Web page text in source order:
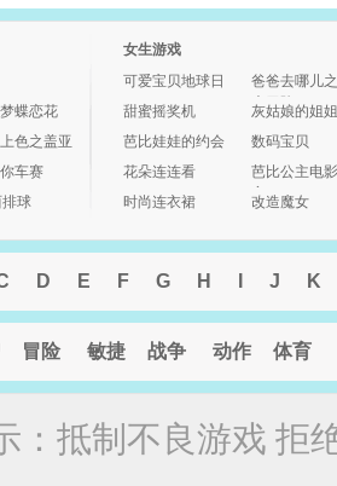
蝶恋花
色之盖亚
车赛
球
女生游戏
可爱宝贝地球日
爸爸去哪儿
大冒险3
甜蜜摇奖机
灰姑娘的姐姐
芭比娃娃的约会
数码宝贝
花朵连连看
芭比公主电
字
时尚连衣裙 改造魔女
D E F G H J K
冒险 敏捷 战争 动作 体育
：抵制不良游戏 拒